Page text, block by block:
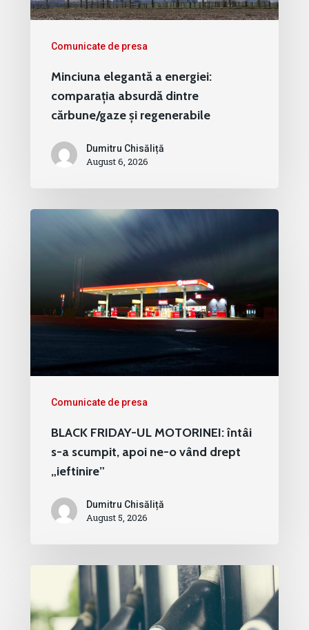
Comunicate de presa
Minciuna elegantă a energiei:
comparația absurdă dintre
cărbune/gaze și regenerabile
Dumitru Chisăliță
August 6, 2026
Comunicate de presa
BLACK FRIDAY-UL MOTORINEI: întâi
s-a scumpit, apoi ne-o vând drept
„ieftinire”
Dumitru Chisăliță
August 5, 2026